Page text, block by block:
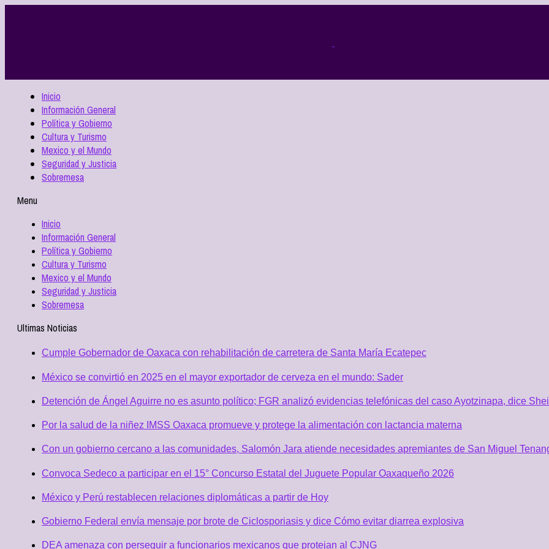
Inicio
Información General
Política y Gobierno
Cultura y Turismo
Mexico y el Mundo
Seguridad y Justicia
Sobremesa
Menu
Inicio
Información General
Política y Gobierno
Cultura y Turismo
Mexico y el Mundo
Seguridad y Justicia
Sobremesa
Ultimas Noticias
Cumple Gobernador de Oaxaca con rehabilitación de carretera de Santa María Ecatepec
México se convirtió en 2025 en el mayor exportador de cerveza en el mundo: Sader
Detención de Ángel Aguirre no es asunto político; FGR analizó evidencias telefónicas del caso Ayotzinapa, dice
Por la salud de la niñez IMSS Oaxaca promueve y protege la alimentación con lactancia materna
Con un gobierno cercano a las comunidades, Salomón Jara atiende necesidades apremiantes de San Miguel
Convoca Sedeco a participar en el 15° Concurso Estatal del Juguete Popular Oaxaqueño 2026
México y Perú restablecen relaciones diplomáticas a partir de Hoy
Gobierno Federal envía mensaje por brote de Ciclosporiasis y dice Cómo evitar diarrea explosiva
DEA amenaza con perseguir a funcionarios mexicanos que protejan al CJNG